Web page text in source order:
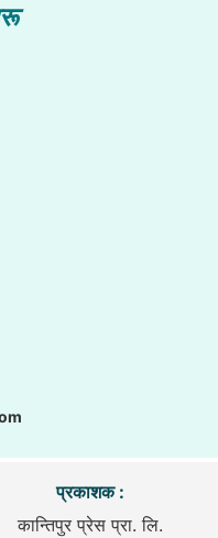
प्रकाशक :
कान्तिपुर प्रेस प्रा. लि.